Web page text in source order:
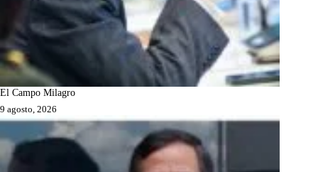
El Campo Milagro
9 agosto, 2026